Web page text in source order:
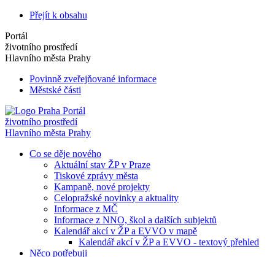
Přejít k obsahu
Portál
životního prostředí
Hlavního města Prahy
Povinně zveřejňované informace
Městské části
Portál
životního prostředí
Hlavního města Prahy
Co se děje nového
Aktuální stav ŽP v Praze
Tiskové zprávy města
Kampaně, nové projekty
Celopražské novinky a aktuality
Informace z MČ
Informace z NNO, škol a dalších subjektů
Kalendář akcí v ŽP a EVVO v mapě
Kalendář akcí v ŽP a EVVO - textový přehled
Něco potřebuji